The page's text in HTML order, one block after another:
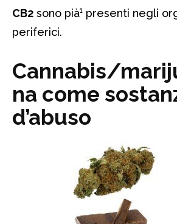
CB2 sono pià¹ presenti negli
periferici.
Cannabis/
na come
d’abuso